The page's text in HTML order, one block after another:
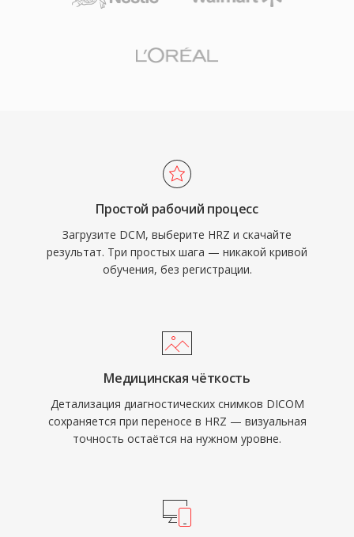
Простой рабочий процесс
Загрузите DCM, выберите HRZ и скачайте
результат. Три простых шага — никакой кривой
обучения, без регистрации.
Медицинская чёткость
Детализация диагностических снимков DICOM
сохраняется при переносе в HRZ — визуальная
точность остаётся на нужном уровне.